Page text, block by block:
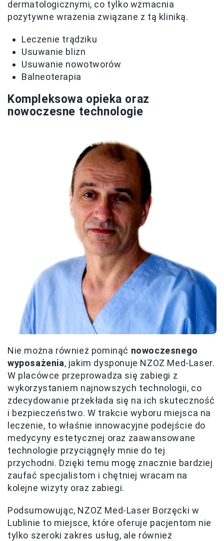
dermatologicznymi, co tylko wzmacnia
pozytywne wrażenia związane z tą kliniką.
Leczenie trądziku
Usuwanie blizn
Usuwanie nowotworów
Balneoterapia
Kompleksowa opieka oraz
nowoczesne technologie
Nie można również pominąć nowoczesnego
wyposażenia, jakim dysponuje NZOZ Med-Laser.
W placówce przeprowadza się zabiegi z
wykorzystaniem najnowszych technologii, co
zdecydowanie przekłada się na ich skuteczność
i bezpieczeństwo. W trakcie wyboru miejsca na
leczenie, to właśnie innowacyjne podejście do
medycyny estetycznej oraz zaawansowane
technologie przyciągnęły mnie do tej
przychodni. Dzięki temu mogę znacznie bardziej
zaufać specjalistom i chętniej wracam na
kolejne wizyty oraz zabiegi.
Podsumowując, NZOZ Med-Laser Borzęcki w
Lublinie to miejsce, które oferuje pacjentom nie
tylko szeroki zakres usług, ale również